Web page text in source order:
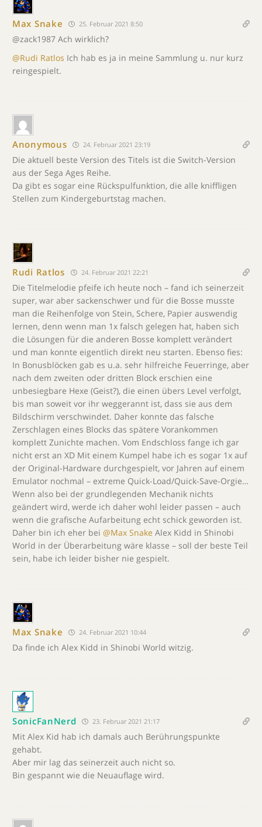
Max Snake 25. Februar 2021 8:50
@zack1987 Ach wirklich?
@Rudi Ratlos Ich hab es ja in meine Sammlung u. nur kurz
reingespielt.
Anonymous 24. Februar 2021 23:19
Die aktuell beste Version des Titels ist die Switch-Version
aus der Sega Ages Reihe.
Da gibt es sogar eine Rückspulfunktion, die alle kniffligen
Stellen zum Kindergeburtstag machen.
Rudi Ratlos 24. Februar 2021 22:21
Die Titelmelodie pfeife ich heute noch – fand ich seinerzeit
super, war aber sackenschwer und für die Bosse musste
man die Reihenfolge von Stein, Schere, Papier auswendig
lernen, denn wenn man 1x falsch gelegen hat, haben sich
die Lösungen für die anderen Bosse komplett verändert
und man konnte eigentlich direkt neu starten. Ebenso fies:
In Bonusblöcken gab es u.a. sehr hilfreiche Feuerringe, aber
nach dem zweiten oder dritten Block erschien eine
unbesiegbare Hexe (Geist?), die einen übers Level verfolgt,
bis man soweit vor ihr weggerannt ist, dass sie aus dem
Bildschirm verschwindet. Daher konnte das falsche
Zerschlagen eines Blocks das spätere Vorankommen
komplett Zunichte machen. Vom Endschloss fange ich gar
nicht erst an XD Mit einem Kumpel habe ich es sogar 1x auf
der Original-Hardware durchgespielt, vor Jahren auf einem
Emulator nochmal – extreme Quick-Load/Quick-Save-Orgie…
Wenn also bei der grundlegenden Mechanik nichts
geändert wird, werde ich daher wohl leider passen – auch
wenn die grafische Aufarbeitung echt schick geworden ist.
Daher bin ich eher bei @Max Snake Alex Kidd in Shinobi
World in der Überarbeitung wäre klasse – soll der beste Teil
sein, habe ich leider bisher nie gespielt.
Max Snake 24. Februar 2021 10:44
Da finde ich Alex Kidd in Shinobi World witzig.
SonicFanNerd 23. Februar 2021 21:17
Mit Alex Kid hab ich damals auch Berührungspunkte
gehabt.
Aber mir lag das seinerzeit auch nicht so.
Bin gespannt wie die Neuauflage wird.